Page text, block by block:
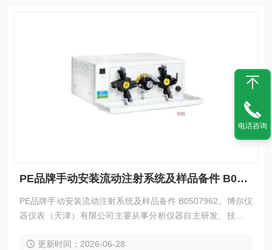
PE品牌手动安装流动注射系统及样品备件 B0507962
PE品牌手动安装流动注射系统及样品备件 B0507962。博尔仪
器仪表（天津）有限公司主要从事分析仪器自主研发、技术创
体，提供优质的分析检测设备。
更新时间：2026-06-28
电话咨询